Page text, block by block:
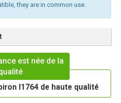
they are in common use.
est née de la
I1764 de haute qualité